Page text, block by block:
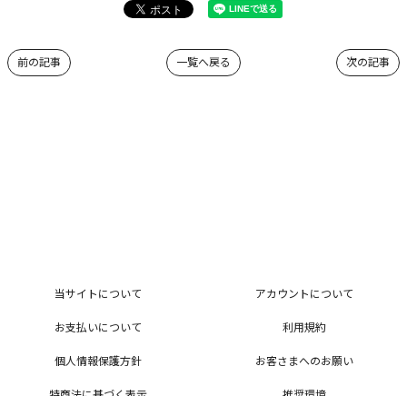
次の記事
一覧へ戻る
前の記事
当サイトについて アカウントについて
お支払いについて 利用規約
個人情報保護方針 お客さまへのお願い